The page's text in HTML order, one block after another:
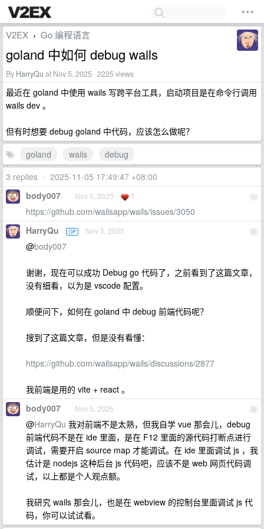
V2EX › Go 编程语言
goland 中如何 debug wails
By HarryQu at Nov 5, 2025 · 2225 views
最近在 goland 中使用 wails 写跨平台工具，启动项目是在命令行调用
wails dev 。
但有时想要 debug goland 中代码，应该怎么做呢？
goland
wails
debug
3 replies • 2025-11-05 17:49:47 +08:00
1
body007 Nov 5, 2025 1
https://github.com/wailsapp/wails/issues/3050
2
HarryQu OP Nov 5, 2025
@body007
谢谢，现在可以成功 Debug go 代码了，之前看到了这篇文章，
没有细看，以为是 vscode 配置。
顺便问下，如何在 goland 中 debug 前端代码呢？
搜到了这篇文章，但是没有看懂：
https://github.com/wailsapp/wails/discussions/2877
我前端是用的 vite + react 。
3
body007 Nov 5, 2025
@HarryQu 我对前端不是太熟，但我自学 vue 那会儿，debug
前端代码不是在 ide 里面，是在 F12 里面的源代码打断点进行
调试，需要开启 source map 才能调试。在 ide 里面调试 js ，我
估计是 nodejs 这种后台 js 代码吧，应该不是 web 网页代码调
试，以上都是个人观点额。
我研究 wails 那会儿，也是在 webview 的控制台里面调试 js 代
码，你可以试试看。